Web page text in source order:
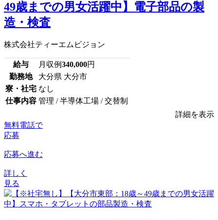
49歳までの男女活躍中】電子部品の製
造・検査
株式会社ティーエムビジョン
給与 月収例340,000円
勤務地
大分県 大分市
寮・社宅 なし
仕事内容 管理 / 半導体工場 / 交替制
詳細を表示
無料電話で
応募
応募へ進む
詳しく
見る